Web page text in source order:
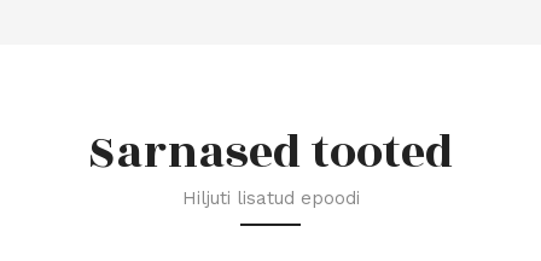
Sarnased tooted
Hiljuti lisatud epoodi